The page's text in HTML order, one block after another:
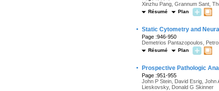
Xinzhu Pang, Grannum Sant,
Résumé Plan
· Static Cytometry and
Page :946-950
Demetrios Pantazopoulos,
Résumé Plan
· Prospective Pathologic
Page :951-955
John P Stein, David Esrig,
Lieskovsky, Donald G Skinner